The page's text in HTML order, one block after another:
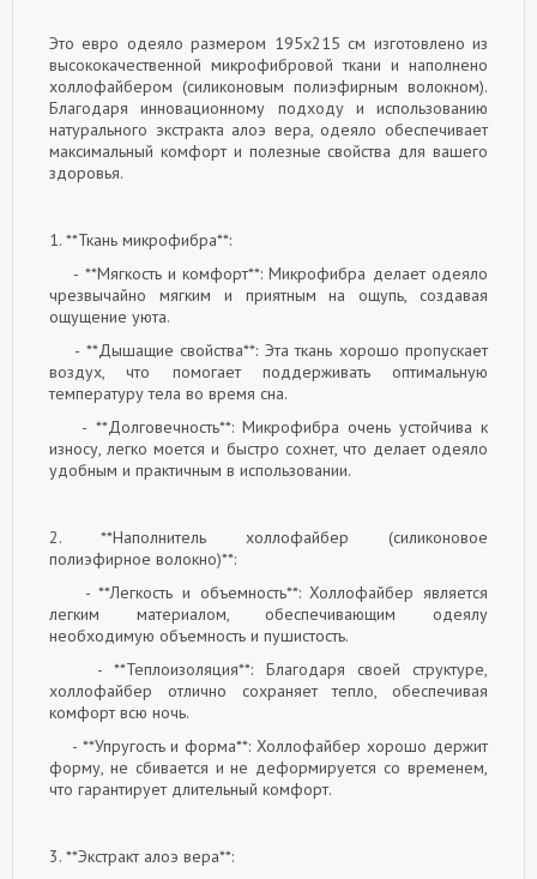
Это евро одеяло размером 195x215 см изготовлено из
высококачественной микрофибровой ткани и наполнено
холлофайбером (силиконовым полиэфирным волокном).
Благодаря инновационному подходу и использованию
натурального экстракта алоэ вера, одеяло обеспечивает
максимальный комфорт и полезные свойства для вашего
здоровья.
1. **Ткань микрофибра**:
- **Мягкость и комфорт**: Микрофибра делает одеяло
чрезвычайно мягким и приятным на ощупь, создавая
ощущение уюта.
- **Дышащие свойства**: Эта ткань хорошо пропускает
воздух, что помогает поддерживать оптимальную
температуру тела во время сна.
- **Долговечность**: Микрофибра очень устойчива к
износу, легко моется и быстро сохнет, что делает одеяло
удобным и практичным в использовании.
2. **Наполнитель холлофайбер (силиконовое
полиэфирное волокно)**:
- **Легкость и объемность**: Холлофайбер является
легким материалом, обеспечивающим одеялу
необходимую объемность и пушистость.
- **Теплоизоляция**: Благодаря своей структуре,
холлофайбер отлично сохраняет тепло, обеспечивая
комфорт всю ночь.
- **Упругость и форма**: Холлофайбер хорошо держит
форму, не сбивается и не деформируется со временем,
что гарантирует длительный комфорт.
3. **Экстракт алоэ вера**: